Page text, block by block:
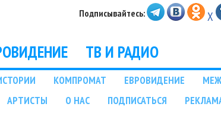
Подписывайтесь: X
ТВ И РАДИО
КОМПРОМАТ ЕВРОВИДЕНИЕ
АРТИСТЫ О НАС ПОДПИСАТЬСЯ